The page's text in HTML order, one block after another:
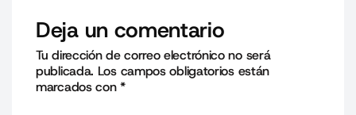
Deja un comentario
Tu dirección de correo electrónico no será
publicada. Los campos obligatorios están
marcados con*